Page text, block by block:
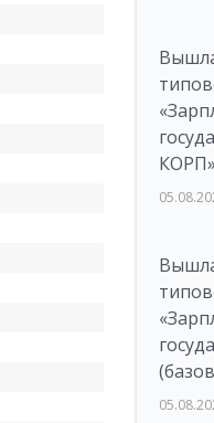
КОРП»